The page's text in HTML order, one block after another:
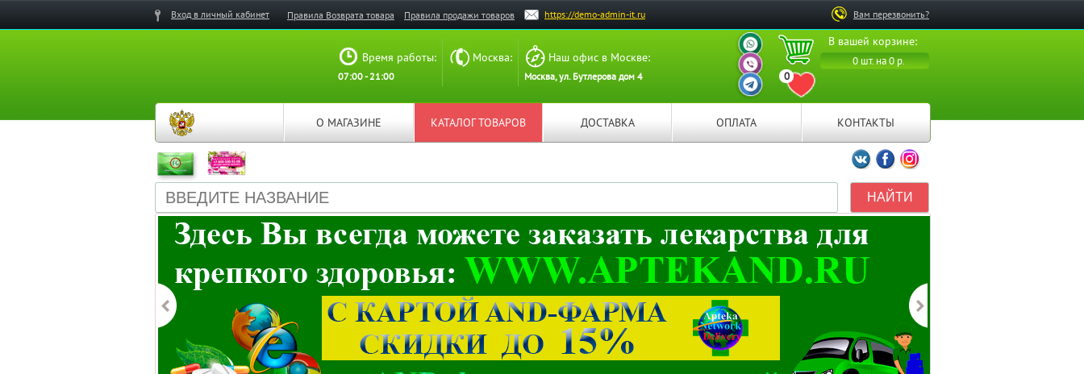
Вам перезвонить?
Вход в личный кабинет Правила Возврата товара Правила продажи товаров https://demo-admin-it.ru
В вашей корзине:
0 шт. на 0 р.
0
ПЕРЕЙТИ В ИЗБРАННОЕ
ВАШ ПЕРСОНАЛЬНЫЙ
МЕНЕДЖЕР
ВАШ ПЕРСОНАЛЬНЫЙ
МЕНЕДЖЕР
ВАШ ПЕРСОНАЛЬНЫЙ
МЕНЕДЖЕР
Время работы:
07:00 - 21:00
Москва: Наш офис в Москве:
Москва, ул. Бутлерова дом 4
О МАГАЗИНЕ КАТАЛОГ ТОВАРОВ ДОСТАВКА ОПЛАТА КОНТАКТЫ
Мы ВКонтакте
Мы на Facebook
Мы в Instagramm